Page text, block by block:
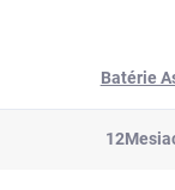
Batérie